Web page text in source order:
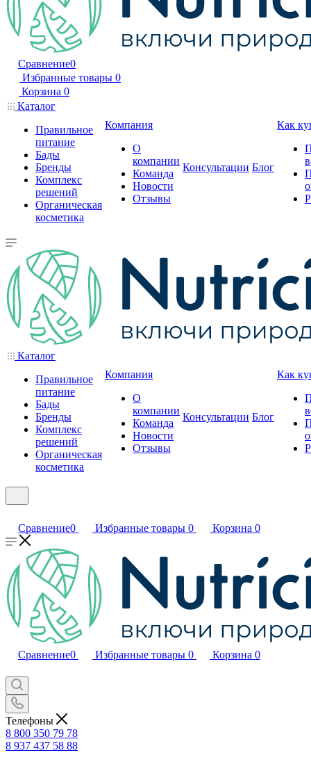
Сравнение0
Избранные товары 0
Корзина 0
Каталог
Правильное
питание
Бады
Бренды
Комплекс
решений
Органическая
косметика
Компания
О
компании
Команда
Новости
Отзывы
Консультации Блог
Как
Каталог
Правильное
питание
Бады
Бренды
Комплекс
решений
Органическая
косметика
Компания
О
компании
Команда
Новости
Отзывы
Консультации Блог
Как
Сравнение0 Избранные товары 0 Корзина 0
Сравнение0 Избранные товары 0 Корзина 0
Телефоны
8 800 350 79 78
8 937 437 58 88